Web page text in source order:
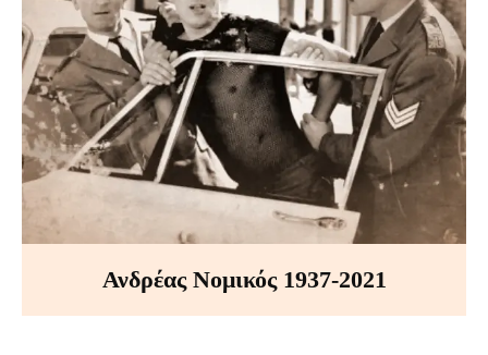
Ανδρέας Νομικός 1937-2021